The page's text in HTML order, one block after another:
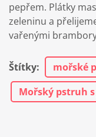
pepřem. Plátky
zeleninu a
vařenými
Štítky: mořské
Mořský pstruh